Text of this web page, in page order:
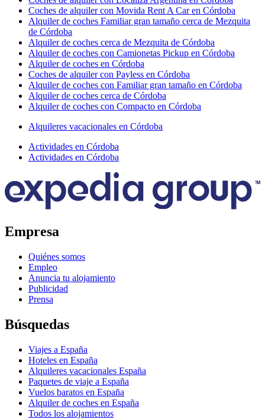
Coches de alquiler con Movida Rent A Car en Córdoba
Alquiler de coches Familiar gran tamaño cerca de Mezquita
de Córdoba
Alquiler de coches cerca de Mezquita de Córdoba
Alquiler de coches con Camionetas Pickup en Córdoba
Alquiler de coches en Córdoba
Coches de alquiler con Payless en Córdoba
Alquiler de coches con Familiar gran tamaño en Córdoba
Alquiler de coches cerca de Córdoba
Alquiler de coches con Compacto en Córdoba
Alquileres vacacionales en Córdoba
Actividades en Córdoba
Actividades en Córdoba
Empresa
Quiénes somos
Empleo
Anuncia tu alojamiento
Publicidad
Prensa
Búsquedas
Viajes a España
Hoteles en España
Alquileres vacacionales España
Paquetes de viaje a España
Vuelos baratos en España
Alquiler de coches en España
Todos los alojamientos